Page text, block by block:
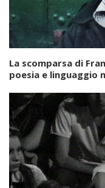
La scomparsa di
poesia e linguaggio